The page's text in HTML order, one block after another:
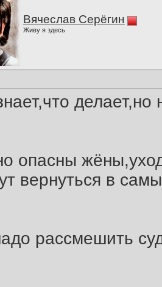
Вячеслав Серёгин
Живу я здесь
делает,но
опасны
вернуться в
рассмешить